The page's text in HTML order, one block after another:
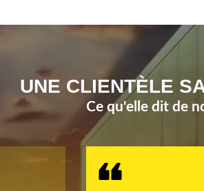
UNE CLIENTÈLE
Ce qu'elle dit de